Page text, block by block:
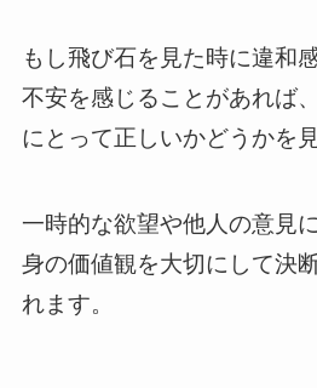
もし飛び石を見た時に違和
不安を感じることがあれば
にとって正しいかどうかを
一時的な欲望や他人の意見
身の価値観を大切にして決
れます。